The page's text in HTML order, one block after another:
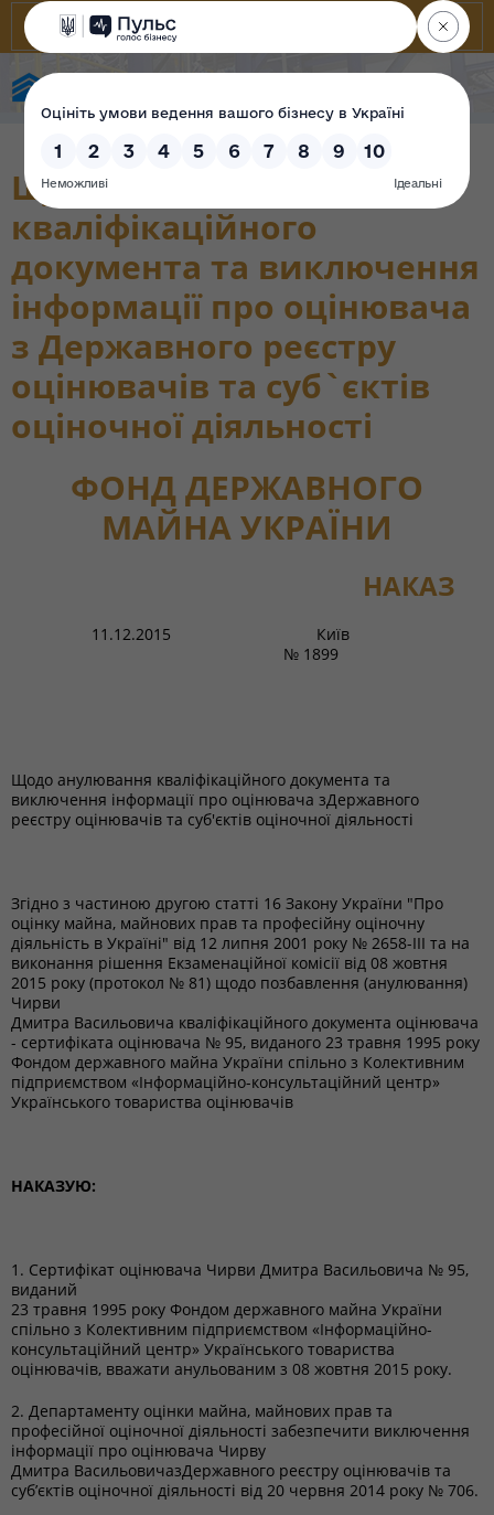
Щодо анулювання
кваліфікаційного
документа та виключення
інформації про оцінювача
з Державного реєстру
оцінювачів та суб`єктів
оціночної діяльності
ФОНД ДЕРЖАВНОГО
МАЙНА УКРАЇНИ
НАКАЗ
11.12.2015 Київ
№ 1899
Щодо анулювання кваліфікаційного документа та
виключення інформації про оцінювача зДержавного
реєстру оцінювачів та суб'єктів оціночної діяльності
Згідно з частиною другою статті 16 Закону України "Про
оцінку майна, майнових прав та професійну оціночну
діяльність в Україні" від 12 липня 2001 року № 2658-ІІІ та на
виконання рішення Екзаменаційної комісії від 08 жовтня
2015 року (протокол № 81) щодо позбавлення (анулювання)
Чирви
Дмитра Васильовича кваліфікаційного документа оцінювача
- сертифіката оцінювача № 95, виданого 23 травня 1995 року
Фондом державного майна України спільно з Колективним
підприємством «Інформаційно-консультаційний центр»
Українського товариства оцінювачів
НАКАЗУЮ:
1. Сертифікат оцінювача Чирви Дмитра Васильовича № 95,
виданий
23 травня 1995 року Фондом державного майна України
спільно з Колективним підприємством «Інформаційно-
консультаційний центр» Українського товариства
оцінювачів, вважати анульованим з 08 жовтня 2015 року.
2. Департаменту оцінки майна, майнових прав та
професійної оціночної діяльності забезпечити виключення
інформації про оцінювача Чирву
Дмитра ВасильовичазДержавного реєстру оцінювачів та
суб’єктів оціночної діяльності від 20 червня 2014 року № 706.